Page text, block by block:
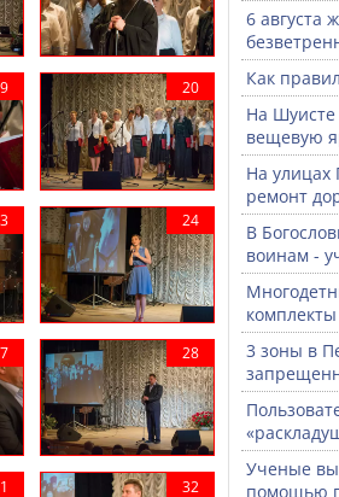
6 августа
Как
На Шуисте
вещевую
На
ремонт
В
воинам -
3 зоны в
Ученые
помощью